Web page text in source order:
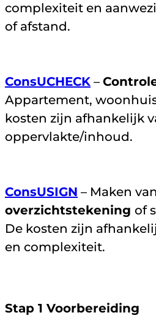
complexiteit en
of afstand.
ConsUCHECK –
Appartement,
kosten zijn afhankelijk
oppervlakte/inhoud.
ConsUSIGN – Maken van
overzichtstekening of
De kosten zijn
en complexiteit.
Stap 1 Voorbereiding